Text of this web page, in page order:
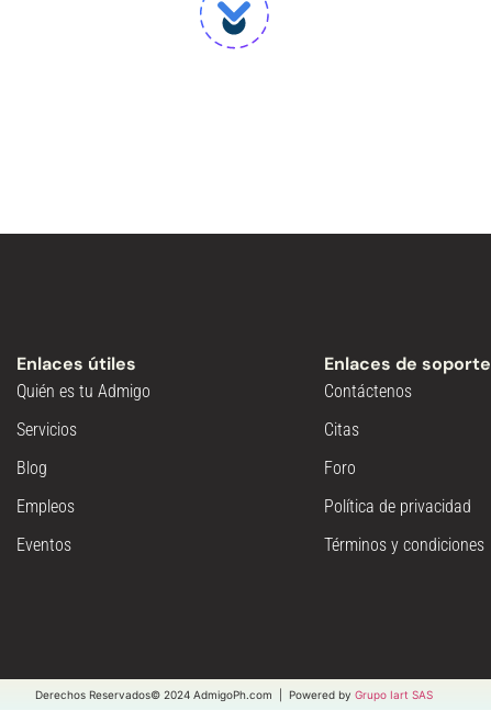
Enlaces útiles
Quién es tu Admigo
Servicios
Blog
Empleos
Eventos
Enlaces de soporte
Contáctenos
Citas
Foro
Política de privacidad
Términos y condiciones
Derechos Reservados© 2024 AdmigoPh.com | Powered by Grupo Iart SAS